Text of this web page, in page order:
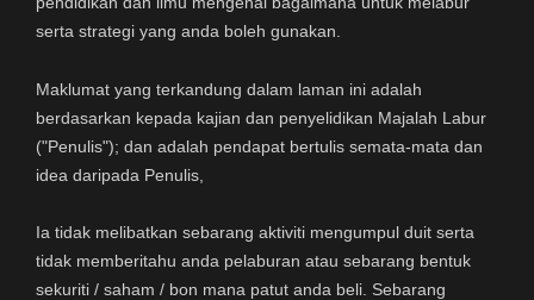
serta strategi yang anda boleh gunakan.
Maklumat yang terkandung dalam laman ini adalah
berdasarkan kepada kajian dan penyelidikan Majalah Labur
("Penulis"); dan adalah pendapat bertulis semata-mata dan
idea daripada Penulis,
Ia tidak melibatkan sebarang aktiviti mengumpul duit serta
tidak memberitahu anda pelaburan atau sebarang bentuk
sekuriti / saham / bon mana patut anda beli. Sebarang